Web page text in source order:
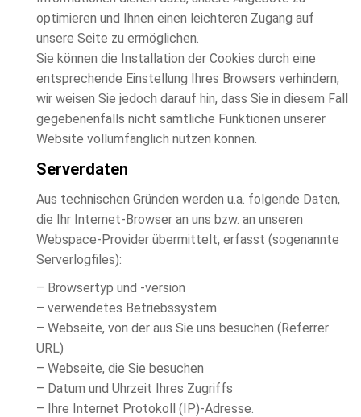
optimieren und Ihnen einen leichteren Zugang auf
unsere Seite zu ermöglichen.
Sie können die Installation der Cookies durch eine
entsprechende Einstellung Ihres Browsers verhindern;
wir weisen Sie jedoch darauf hin, dass Sie in diesem Fall
gegebenenfalls nicht sämtliche Funktionen unserer
Website vollumfänglich nutzen können.
Serverdaten
Aus technischen Gründen werden u.a. folgende Daten,
die Ihr Internet-Browser an uns bzw. an unseren
Webspace-Provider übermittelt, erfasst (sogenannte
Serverlogfiles):
– Browsertyp und -version
– verwendetes Betriebssystem
– Webseite, von der aus Sie uns besuchen (Referrer
URL)
– Webseite, die Sie besuchen
– Datum und Uhrzeit Ihres Zugriffs
– Ihre Internet Protokoll (IP)-Adresse.